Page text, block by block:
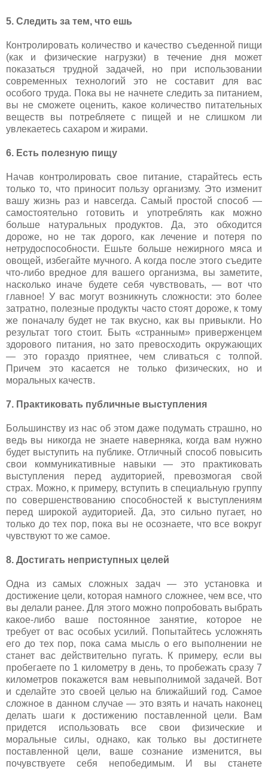
5. Следить за тем, что ешь
Контролировать количество и качество съеденной пищи
(как и физические нагрузки) в течение дня может
показаться трудной задачей, но при использовании
современных технологий это не составит для вас
особого труда. Пока вы не начнете следить за питанием,
вы не сможете оценить, какое количество питательных
веществ вы потребляете с пищей и не слишком ли
увлекаетесь сахаром и жирами.
6. Есть полезную пищу
Начав контролировать свое питание, старайтесь есть
только то, что приносит пользу организму. Это изменит
вашу жизнь раз и навсегда. Самый простой способ —
самостоятельно готовить и употреблять как можно
больше натуральных продуктов. Да, это обходится
дороже, но не так дорого, как лечение и потеря по
нетрудоспособности. Ешьте больше нежирного мяса и
овощей, избегайте мучного. А когда после этого съедите
что-либо вредное для вашего организма, вы заметите,
насколько иначе будете себя чувствовать, — вот что
главное! У вас могут возникнуть сложности: это более
затратно, полезные продукты часто стоят дороже, к тому
же поначалу будет не так вкусно, как вы привыкли. Но
результат того стоит. Быть «странным» приверженцем
здорового питания, но зато превосходить окружающих
— это гораздо приятнее, чем сливаться с толпой.
Причем это касается не только физических, но и
моральных качеств.
7. Практиковать публичные выступления
Большинству из нас об этом даже подумать страшно, но
ведь вы никогда не знаете наверняка, когда вам нужно
будет выступить на публике. Отличный способ повысить
свои коммуникативные навыки — это практиковать
выступления перед аудиторией, превозмогая свой
страх. Можно, к примеру, вступить в специальную группу
по совершенствованию способностей к выступлениям
перед широкой аудиторией. Да, это сильно пугает, но
только до тех пор, пока вы не осознаете, что все вокруг
чувствуют то же самое.
8. Достигать неприступных целей
Одна из самых сложных задач — это установка и
достижение цели, которая намного сложнее, чем все, что
вы делали ранее. Для этого можно попробовать выбрать
какое-либо ваше постоянное занятие, которое не
требует от вас особых усилий. Попытайтесь усложнять
его до тех пор, пока сама мысль о его выполнении не
станет вас действительно пугать. К примеру, если вы
пробегаете по 1 километру в день, то пробежать сразу 7
километров покажется вам невыполнимой задачей. Вот
и сделайте это своей целью на ближайший год. Самое
сложное в данном случае — это взять и начать наконец
делать шаги к достижению поставленной цели. Вам
придется использовать все свои физические и
моральные силы, однако, как только вы достигнете
поставленной цели, ваше сознание изменится, вы
почувствуете себя непобедимым. И вы станете